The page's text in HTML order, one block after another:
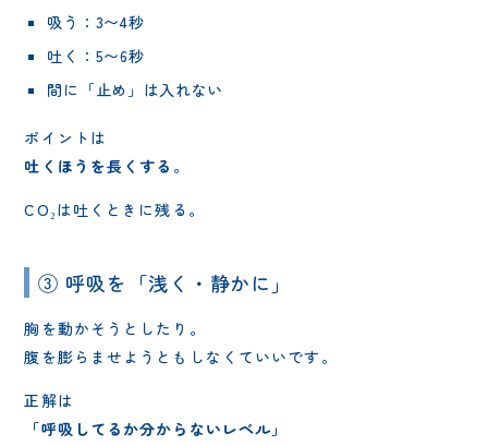
吸う：3〜4秒
吐く：5〜6秒
間に「止め」は入れない
ポイントは
吐くほうを長くする 。
CO₂は吐くときに残る。
③ 呼吸を「浅く・静かに」
胸を動かそうとしたり。
腹を膨らませようともしなくていいです。
正解は
「呼吸してるか分からないレベル」